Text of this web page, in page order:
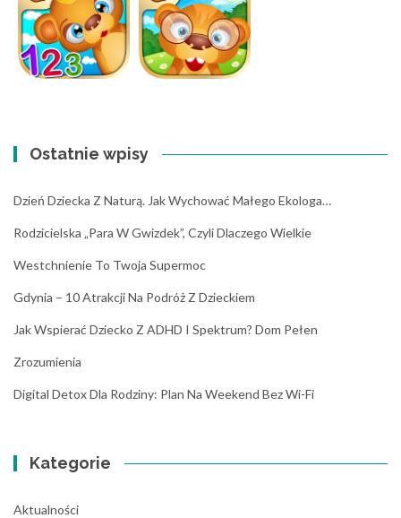
Ostatnie wpisy
Dzień Dziecka Z Naturą. Jak Wychować Małego Ekologa…
Rodzicielska „para W Gwizdek”, Czyli Dlaczego Wielkie
Westchnienie To Twoja Supermoc
Gdynia – 10 Atrakcji Na Podróż Z Dzieckiem
Jak Wspierać Dziecko Z ADHD I Spektrum? Dom Pełen
Zrozumienia
Digital Detox Dla Rodziny: Plan Na Weekend Bez Wi-Fi
Kategorie
Aktualności